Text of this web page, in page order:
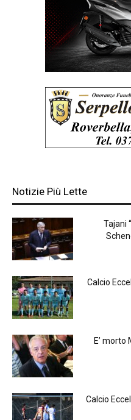
Notizie Più Lette
Tajani
Calcio
E’ morto
Calcio